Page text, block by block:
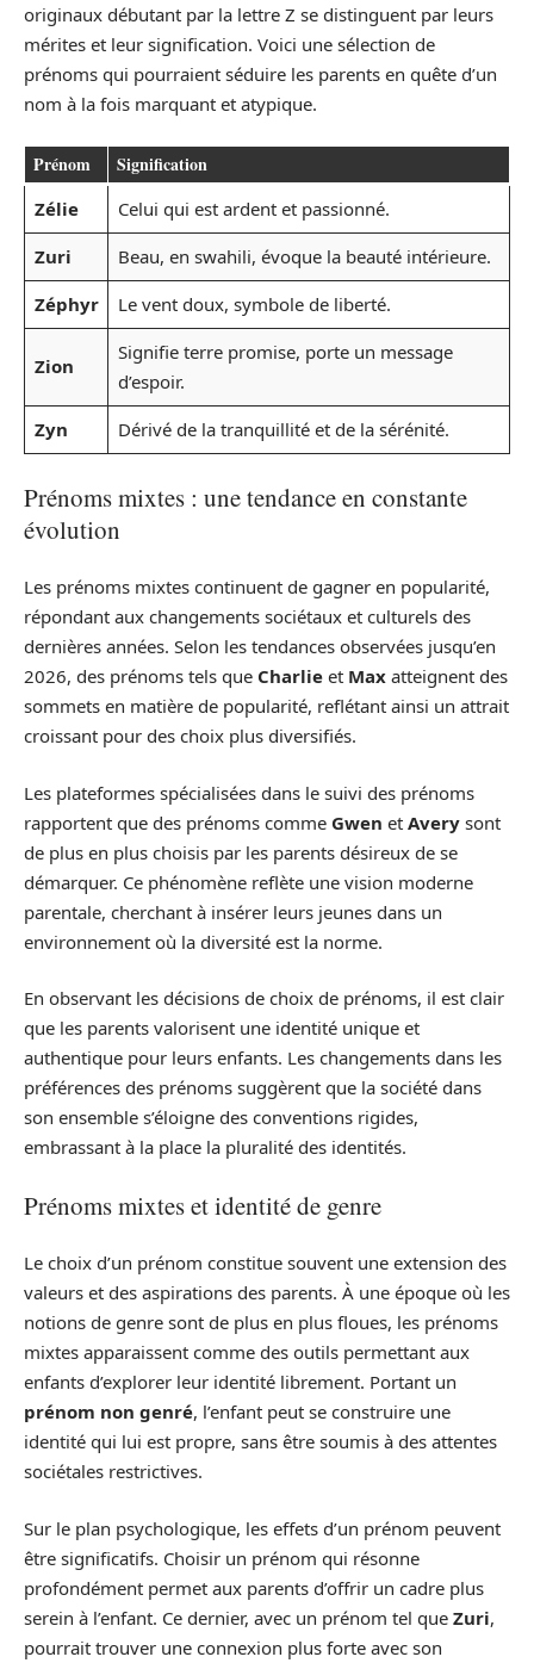
originaux débutant par la lettre Z se distinguent par leurs
mérites et leur signification. Voici une sélection de
prénoms qui pourraient séduire les parents en quête d’un
nom à la fois marquant et atypique.
Prénom Signification
Zélie
Celui qui est ardent et passionné.
Zuri
Beau, en swahili, évoque la beauté intérieure.
Zéphyr
Le vent doux, symbole de liberté.
Zion
Signifie terre promise, porte un message
d’espoir.
Zyn
Dérivé de la tranquillité et de la sérénité.
Prénoms mixtes : une tendance en constante
évolution
Les prénoms mixtes continuent de gagner en popularité,
répondant aux changements sociétaux et culturels des
dernières années. Selon les tendances observées jusqu’en
2026, des prénoms tels que Charlie et Max atteignent des
sommets en matière de popularité, reflétant ainsi un attrait
croissant pour des choix plus diversifiés.
Les plateformes spécialisées dans le suivi des prénoms
rapportent que des prénoms comme Gwen et Avery sont
de plus en plus choisis par les parents désireux de se
démarquer. Ce phénomène reflète une vision moderne
parentale, cherchant à insérer leurs jeunes dans un
environnement où la diversité est la norme.
En observant les décisions de choix de prénoms, il est clair
que les parents valorisent une identité unique et
authentique pour leurs enfants. Les changements dans les
préférences des prénoms suggèrent que la société dans
son ensemble s’éloigne des conventions rigides,
embrassant à la place la pluralité des identités.
Prénoms mixtes et identité de genre
Le choix d’un prénom constitue souvent une extension des
valeurs et des aspirations des parents. À une époque où les
notions de genre sont de plus en plus floues, les prénoms
mixtes apparaissent comme des outils permettant aux
enfants d’explorer leur identité librement. Portant un
prénom non genré, l’enfant peut se construire une
identité qui lui est propre, sans être soumis à des attentes
sociétales restrictives.
Sur le plan psychologique, les effets d’un prénom peuvent
être significatifs. Choisir un prénom qui résonne
profondément permet aux parents d’offrir un cadre plus
serein à l’enfant. Ce dernier, avec un prénom tel que Zuri,
pourrait trouver une connexion plus forte avec son